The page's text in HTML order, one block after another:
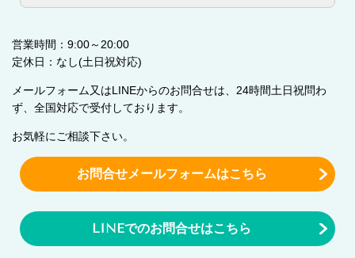
営業時間：9:00～20:00
定休日：なし(土日祝対応)
メールフォーム又はLINEからのお問合せは、24時間土日祝問わ
ず、全国対応で受付しております。
お気軽にご相談下さい。
お問合せメールフォームはこちら
LINEでのお問合せはこちら